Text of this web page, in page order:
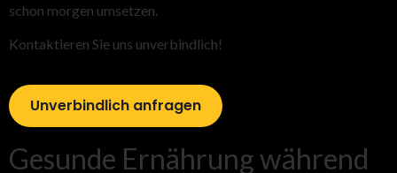
schon morgen umsetzen.
Kontaktieren Sie uns unverbindlich!
Unverbindlich anfragen
Gesunde Ernährung während